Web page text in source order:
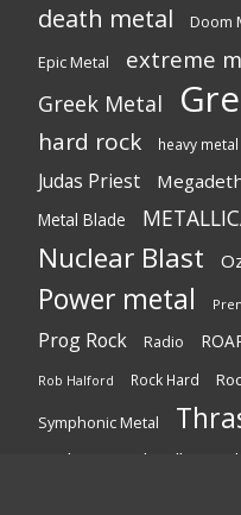
death metal Doom
Epic Metal extreme
Greek Metal
hard rock heavy metal
Judas Priest
Metal Blade
Nuclear Blast
Power metal
Prog Rock Radio
Rob Halford Rock Hard
Symphonic Metal
Underground Halls